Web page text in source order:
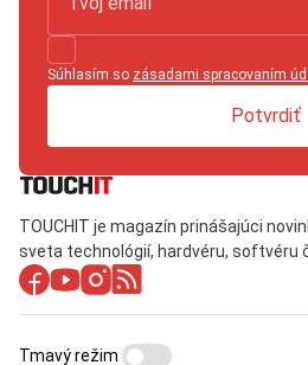
Súhlasím so zásadami spracovaním
Potvrdiť
TOUCHIT je magazín prinášajúci
sveta technológií, hardvéru, softvéru
Tmavý režim